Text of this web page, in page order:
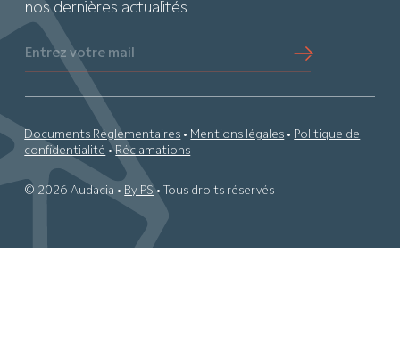
nos dernières actualités
Entrez votre mail
© 2026 Audacia • By PS • Tous droits réservés
Documents Réglementaires • Mentions légales • Politique de
confidentialité •Réclamations